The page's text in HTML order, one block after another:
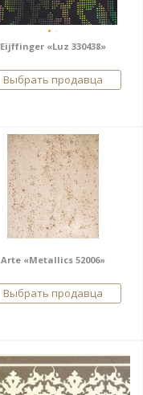
Eijffinger «Luz 330438»
Выбрать продавца
Arte «Metallics 52006»
Выбрать продавца